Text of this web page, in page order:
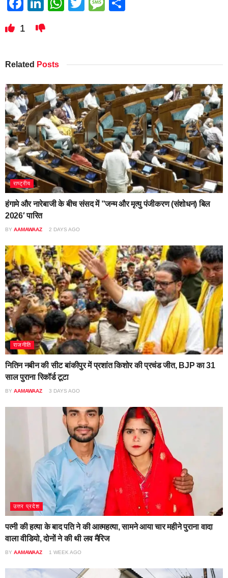
1
Related Posts
राष्ट्रीय
हंगामे और नारेबाजी के बीच संसद में ”जन्म और मृत्यु पंजीकरण (संशोधन) बिल
2026′ पारित
BY AAMAWAAZ 2 DAYS AGO
राजनीति
नितिन नबीन की सीट बांकीपुर में प्रशांत किशोर की प्रचंड जीत, BJP का 31
साल पुराना रिकॉर्ड टूटा
BY AAMAWAAZ 3 DAYS AGO
उत्तर प्रदेश
पत्नी की हत्या के बाद पति ने की आत्महत्या, सामने आया चार महीने पुराना वादा
वाला वीडियो, दोनों ने की थी लव मैरिज
BY AAMAWAAZ 1 WEEK AGO